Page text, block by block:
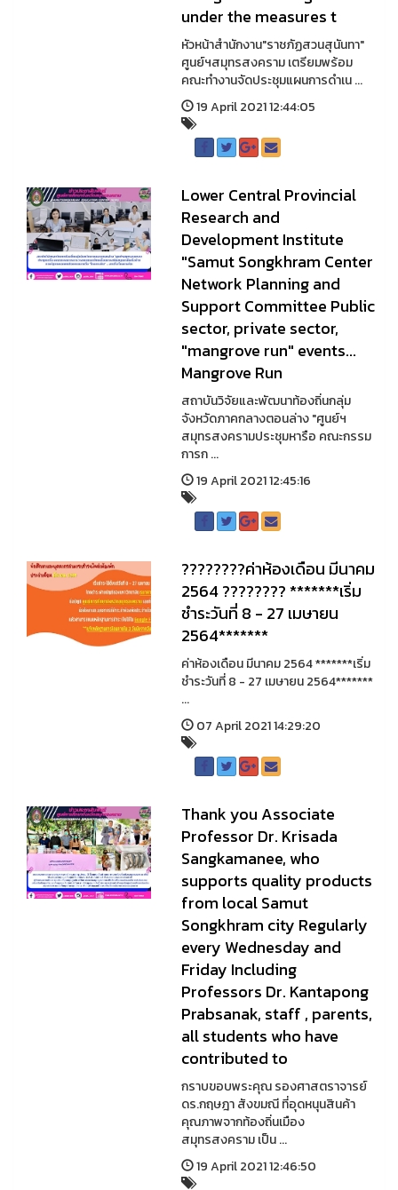
under the measures t
หัวหน้าสำนักงาน"ราชภัฏสวนสุนันทา"
ศูนย์ฯสมุทรสงคราม เตรียมพร้อม
คณะทำงานจัดประชุมแผนการดำเน ...
19 April 2021 12:44:05
Lower Central Provincial
Research and
Development Institute
"Samut Songkhram Center
Network Planning and
Support Committee Public
sector, private sector,
"mangrove run" events...
Mangrove Run
สถาบันวิจัยและพัฒนาท้องถิ่นกลุ่ม
จังหวัดภาคกลางตอนล่าง "ศูนย์ฯ
สมุทรสงครามประชุมหารือ คณะกรรม
การก ...
19 April 2021 12:45:16
????????ค่าห้องเดือน มีนาคม
2564 ???????? *******เริ่ม
ชำระวันที่ 8 - 27 เมษายน
2564*******
ค่าห้องเดือน มีนาคม 2564 *******เริ่ม
ชำระวันที่ 8 - 27 เมษายน 2564*******
...
07 April 2021 14:29:20
Thank you Associate
Professor Dr. Krisada
Sangkamanee, who
supports quality products
from local Samut
Songkhram city Regularly
every Wednesday and
Friday Including
Professors Dr. Kantapong
Prabsanak, staff , parents,
all students who have
contributed to
กราบขอบพระคุณ รองศาสตราจารย์
ดร.กฤษฎา สังขมณี ที่อุดหนุนสินค้า
คุณภาพจากท้องถิ่นเมือง
สมุทรสงคราม เป็น ...
19 April 2021 12:46:50